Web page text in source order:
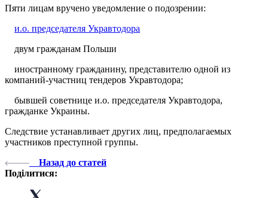
Пяти лицам вручено уведомление о подозрении:
и.о. председателя Укравтодора
двум гражданам Польши
иностранному гражданину, представителю одной из
компаний-участниц тендеров Укравтодора;
бывшей советнице и.о. председателя Укравтодора,
гражданке Украины.
Следствие устанавливает других лиц, предполагаемых
участников преступной группы.
Назад до статей
Поділитися: